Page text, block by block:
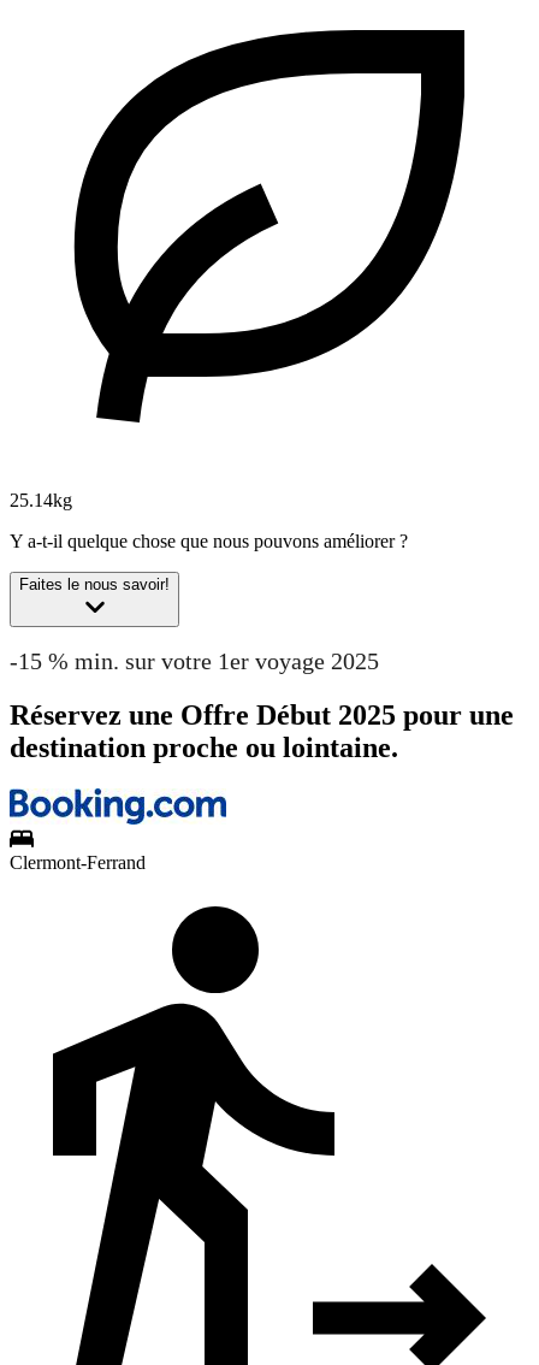
25.14kg
Y a-t-il quelque chose que nous pouvons améliorer ?
Faites le nous savoir!
-15 % min. sur votre 1er voyage 2025
Réservez une Offre Début 2025 pour une
destination proche ou lointaine.
Clermont-Ferrand